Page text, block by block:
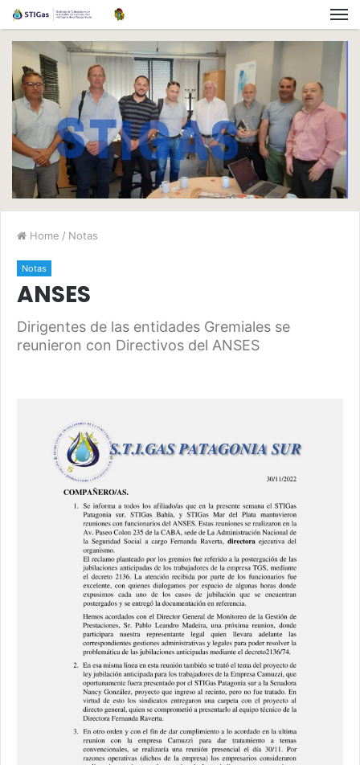
Home / Notas
Notas
ANSES
Dirigentes de las entidades Gremiales se
reunieron con Directivos del ANSES